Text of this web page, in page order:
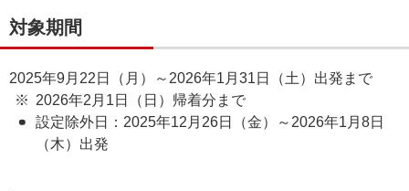
対象期間
2025年9月22日（月）～2026年1月31日（土）出発まで
2026年2月1日（日）帰着分まで
設定除外日：2025年12月26日（金）～2026年1月8日
（木）出発